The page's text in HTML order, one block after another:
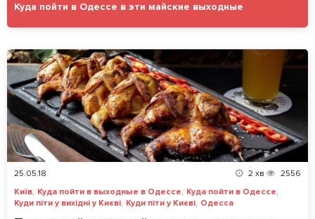
Куда пойти в Одессе в эти майские выходные
25.05.18 2 хв
2556
Київ, Куда пойти в выходные в Одессе, Куда пойти в Одессе,
Куди піти у вихідні у Києві, Куди піти у Києві, Одесса